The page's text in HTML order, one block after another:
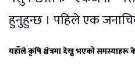
हुनुहुन्छ । पहिले एक
यहाँले कृषि क्षेत्रमा देख्नु भएको समस्याहरू